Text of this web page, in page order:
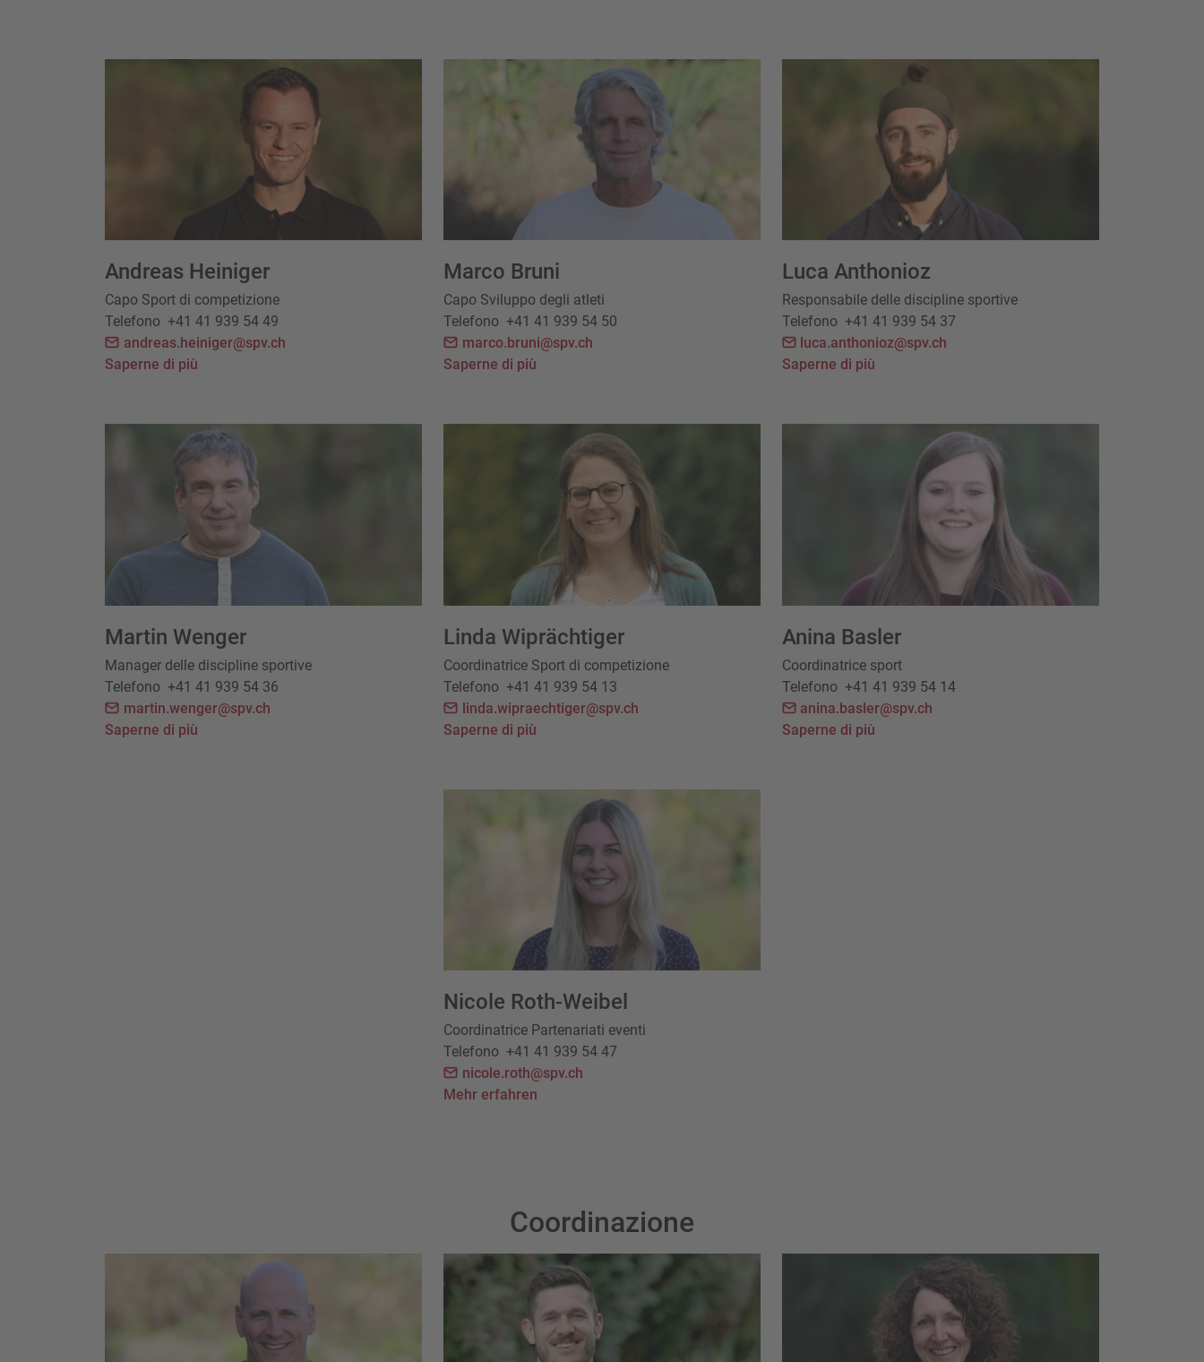
Andreas Heiniger
Capo Sport di competizione
Telefono +41 41 939 54 49
andreas.heiniger@spv.ch
Saperne di più
Marco Bruni
Capo Sviluppo degli atleti
Telefono +41 41 939 54 50
marco.bruni@spv.ch
Saperne di più
Luca Anthonioz
Responsabile delle discipline sportive
Telefono +41 41 939 54 37
luca.anthonioz@spv.ch
Saperne di più
Martin Wenger
Manager delle discipline sportive
Telefono +41 41 939 54 36
martin.wenger@spv.ch
Saperne di più
Linda Wiprächtiger
Coordinatrice Sport di competizione
Telefono +41 41 939 54 13
linda.wipraechtiger@spv.ch
Saperne di più
Anina Basler
Coordinatrice sport
Telefono +41 41 939 54 14
anina.basler@spv.ch
Saperne di più
Nicole Roth-Weibel
Coordinatrice Partenariati eventi
Telefono +41 41 939 54 47
nicole.roth@spv.ch
Mehr erfahren
Coordinazione